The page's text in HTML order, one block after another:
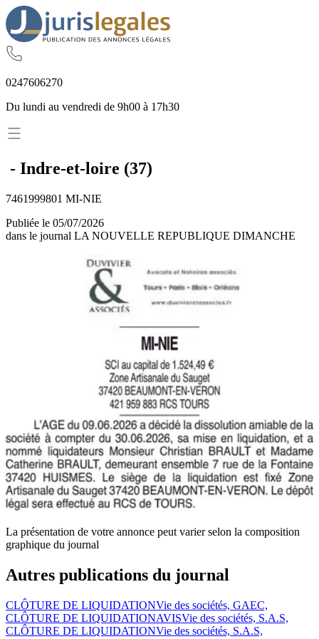
0247606270
Du lundi au vendredi de 9h00 à 17h30
- Indre-et-loire (37)
7461999801 MI-NIE
Publiée le 05/07/2026
dans le journal LA NOUVELLE REPUBLIQUE DIMANCHE
La présentation de votre annonce peut varier selon la composition
graphique du journal
Autres publications du journal
CLÔTURE DE LIQUIDATIONVie des sociétés, GAEC,
CLÔTURE DE LIQUIDATIONAVISVie des sociétés, S.A.S,
CLÔTURE DE LIQUIDATIONVie des sociétés, S.A.S,